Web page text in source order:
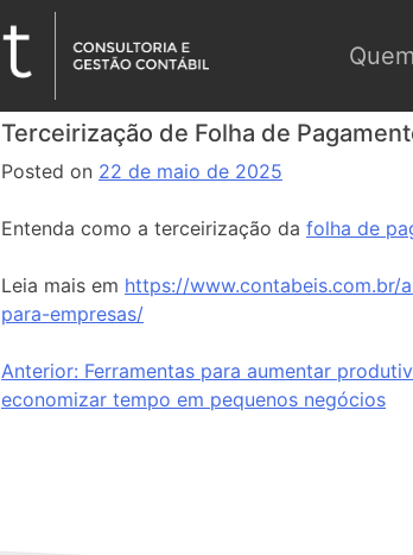
Terceirização de Folha de
Posted on 22 de maio de 2025
Entenda como a terceirização da folha de
Leia mais em https://
para-empresas/
Anterior: Ferramentas para aumentar
economizar tempo em pequenos negócios